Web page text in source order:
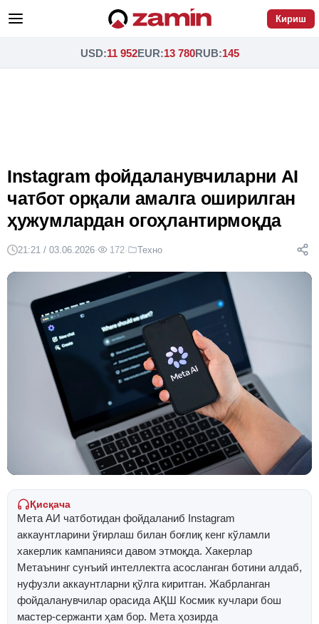
Кириш
USD:11 952EUR:13 780RUB:145
Instagram фойдаланувчиларни AI
чатбот орқали амалга оширилган
ҳужумлардан огоҳлантирмоқда
21:21 / 03.06.2026· 172· Техно
Қисқача
Мета АИ чатботидан фойдаланиб Instagram
аккаунтларини ўғирлаш билан боғлиқ кенг кўламли
хакерлик кампанияси давом этмоқда. Хакерлар
Метаънинг сунъий интеллектга асосланган ботини алдаб,
нуфузли аккаунтларни қўлга киритган. Жабрланган
фойдаланувчилар орасида АҚШ Космик кучлари бош
мастер-сержанти ҳам бор. Мета ҳозирда